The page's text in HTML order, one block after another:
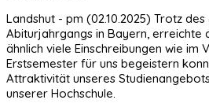
Landshut - pm (02.10.2025) Trotz
Abiturjahrgangs in Bayern, erreichte
ähnlich viele Einschreibungen wie im
Erstsemester für uns begeistern
Attraktivität unseres
unserer Hochschule.